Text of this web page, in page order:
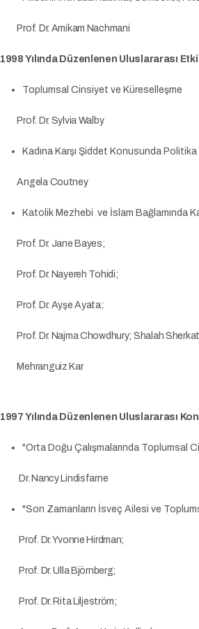
Prof. Dr. Amikam Nachmani
1998 Yılında Düzenlenen Uluslararası
Toplumsal Cinsiyet ve Küreselleşme
Prof. Dr. Sylvia Walby
Kadına Karşı Şiddet Konusunda
Angela Coutney
Katolik Mezhebi ve İslam Bağlamında
Prof. Dr. Jane Bayes;
Prof. Dr. Nayereh Tohidi;
Prof. Dr. Ayşe Ayata;
Prof. Dr. Najma Chowdhury; Shalah
Mehranguiz Kar
1997 Yılında Düzenlenen Uluslararası
"Orta Doğu Çalışmalarında Toplumsal
Dr. Nancy Lindisfarne
"Son Zamanların İsveç Ailesi ve
Prof. Dr. Yvonne Hirdman;
Prof. Dr. Ulla Björnberg;
Prof. Dr. Rita Liljeström;